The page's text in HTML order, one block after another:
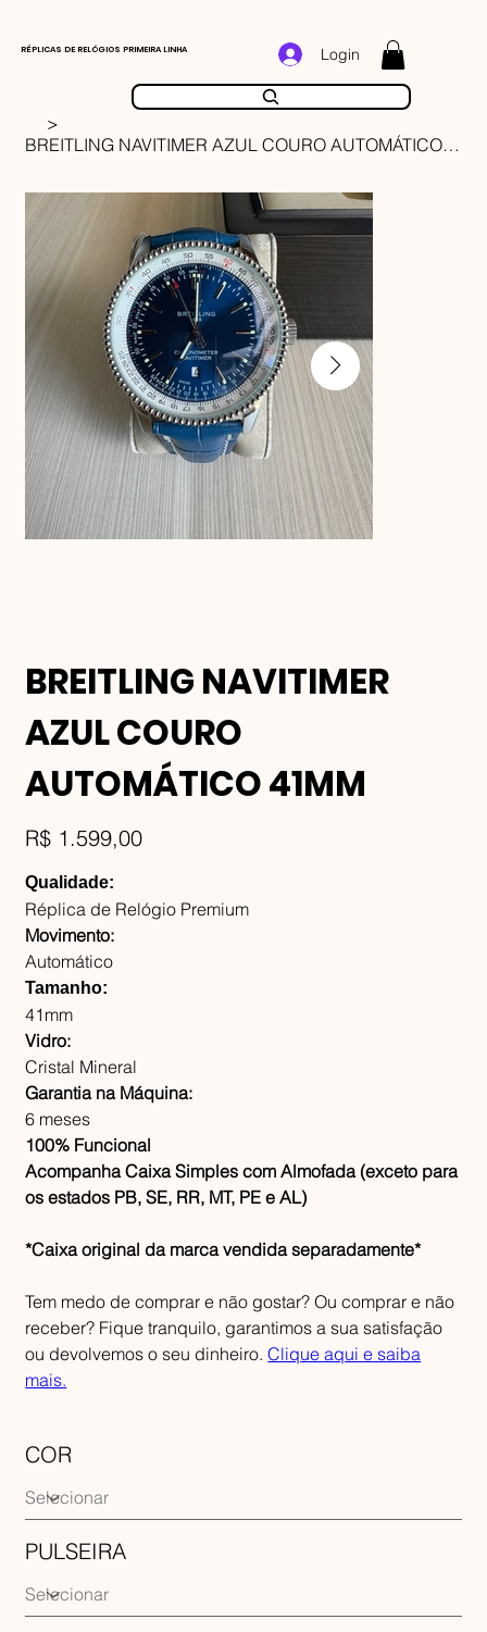
RÉPLICAS DE RELÓGIOS PRIMEIRA LINHA Login
>
BREITLING NAVITIMER AZUL COURO AUTOMÁTICO 41MM
BREITLING NAVITIMER
AZUL COURO
AUTOMÁTICO 41MM
Preço
R$ 1.599,00
Qualidade:
Réplica de Relógio Premium
Movimento:
Automático
Tamanho:
41mm
Vidro:
Cristal Mineral
Garantia na Máquina:
6 meses
100% Funcional
Acompanha Caixa Simples com Almofada (exceto para
os estados PB, SE, RR, MT, PE e AL)
*Caixa original da marca vendida separadamente*
Tem medo de comprar e não gostar? Ou comprar e não
receber? Fique tranquilo, garantimos a sua satisfação
ou devolvemos o seu dinheiro.Clique aqui e saiba
mais.
COR
PULSEIRA